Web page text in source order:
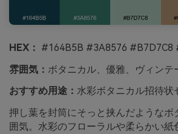
HEX： #164B5B #3A8576 #B7D7C8
雰囲気： ボタニカル、優雅、ヴィンテ
おすすめ用途： 水彩ボタニカル招待状
押し葉を封筒にそっと挟んだようなボ
囲気。水彩のフローラルや柔らかい紙